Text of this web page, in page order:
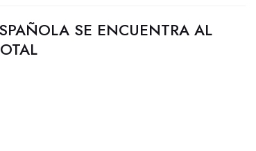
SE ENCUENTRA AL